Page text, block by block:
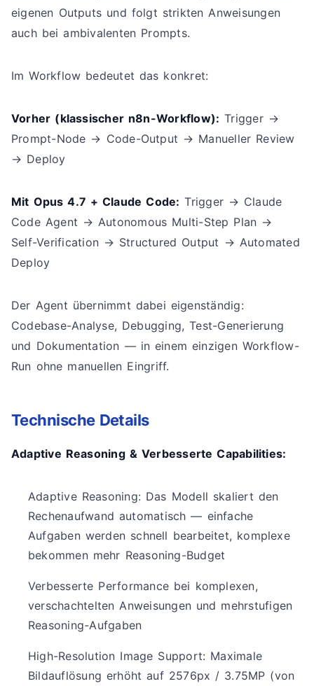
eigenen Outputs und folgt strikten Anweisungen
auch bei ambivalenten Prompts.
Im Workflow bedeutet das konkret:
Vorher (klassischer n8n-Workflow): Trigger →
Prompt-Node → Code-Output → Manueller Review
→ Deploy
Mit Opus 4.7 + Claude Code: Trigger → Claude
Code Agent → Autonomous Multi-Step Plan →
Self-Verification → Structured Output → Automated
Deploy
Der Agent übernimmt dabei eigenständig:
Codebase-Analyse, Debugging, Test-Generierung
und Dokumentation — in einem einzigen Workflow-
Run ohne manuellen Eingriff.
Technische Details
Adaptive Reasoning & Verbesserte Capabilities:
Adaptive Reasoning: Das Modell skaliert den
Rechenaufwand automatisch — einfache
Aufgaben werden schnell bearbeitet, komplexe
bekommen mehr Reasoning-Budget
Verbesserte Performance bei komplexen,
verschachtelten Anweisungen und mehrstufigen
Reasoning-Aufgaben
High-Resolution Image Support: Maximale
Bildauflösung erhöht auf 2576px / 3.75MP (von